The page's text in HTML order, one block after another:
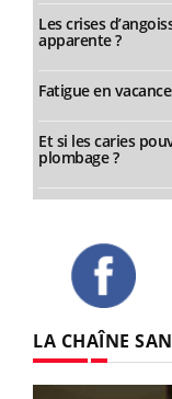
Les crises
apparente ?
Fatigue en
Et si les caries
plombage ?
LA CHAÎNE